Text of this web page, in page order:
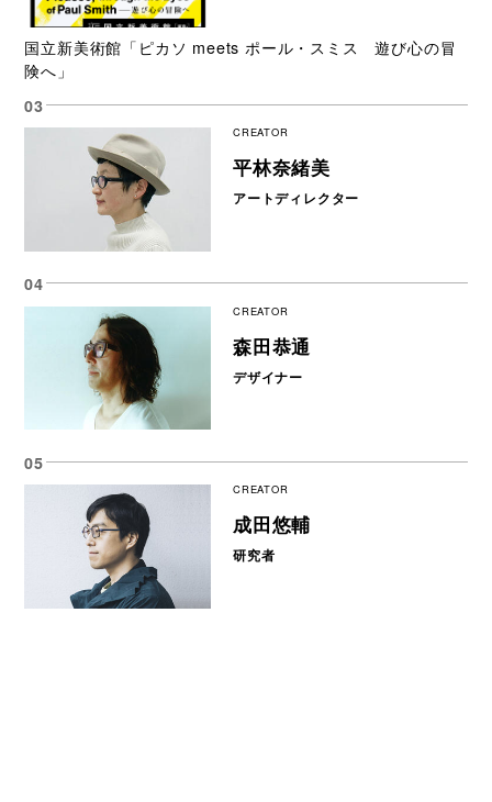
国立新美術館「ピカソ meets ポール・スミス 遊び心の冒
険へ」
CREATOR
平林奈緒美
アートディレクター
CREATOR
森田恭通
デザイナー
CREATOR
成田悠輔
研究者